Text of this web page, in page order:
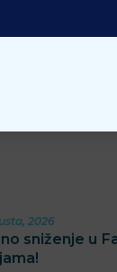
2026
sniženje u